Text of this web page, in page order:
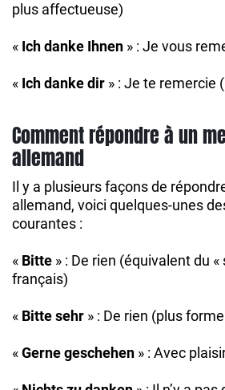
plus affectueuse)
« Ich danke Ihnen » : Je vous
« Ich danke dir » : Je te remercie
Comment répondre à un
allemand
Il y a plusieurs façons de
allemand, voici quelques-unes
courantes :
« Bitte » : De rien (équivalent du «
français)
« Bitte sehr » : De rien (plus
«Gerne geschehen » : Avec